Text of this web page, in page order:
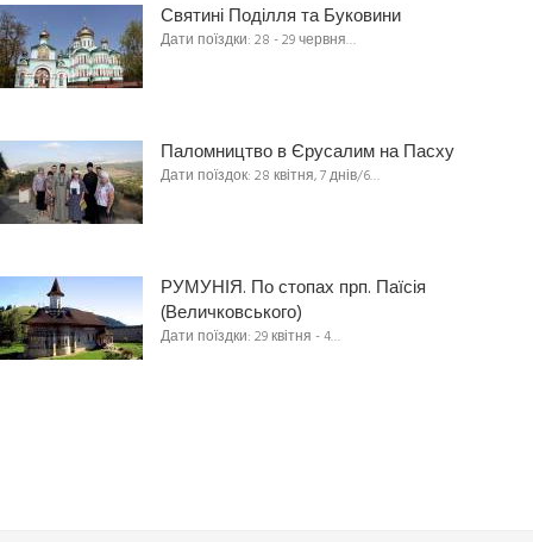
Святині Поділля та Буковини
Дати поїздки: 28 - 29 червня…
Паломництво в Єрусалим на Пасху
Дати поїздок: 28 квітня, 7 днів/6…
РУМУНІЯ. По стопах прп. Паїсія
(Величковського)
Дати поїздки: 29 квітня - 4…